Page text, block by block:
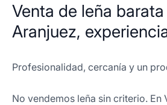
Venta de leña
Aranjuez,
Profesionalidad, cercanía y un
No vendemos leña sin criterio. En